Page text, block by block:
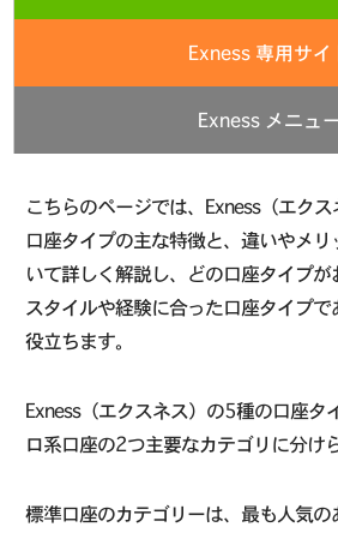
Exness 専用サイ
Exness メニュ
こちらのページでは、Exness（エク
口座タイプの主な特徴と、違いやメ
いて詳しく解説し、どの口座タイプ
スタイルや経験に合った口座タイプ
役立ちます。
Exness（エクスネス）の5種の口座タ
ロ系口座の2つ主要なカテゴリに分け
標準口座のカテゴリーは、最も人気の